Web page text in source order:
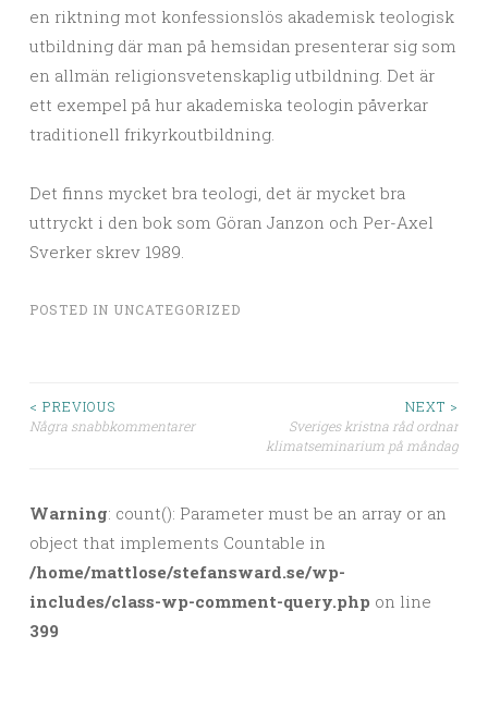
en riktning mot konfessionslös akademisk teologisk
utbildning där man på hemsidan presenterar sig som
en allmän religionsvetenskaplig utbildning. Det är
ett exempel på hur akademiska teologin påverkar
traditionell frikyrkoutbildning.
Det finns mycket bra teologi, det är mycket bra
uttryckt i den bok som Göran Janzon och Per-Axel
Sverker skrev 1989.
POSTED IN UNCATEGORIZED
Post navigation
< PREVIOUS
Några snabbkommentarer
NEXT >
Sveriges kristna råd ordnar
klimatseminarium på måndag
Warning: count(): Parameter must be an array or an
object that implements Countable in
/home/mattlose/stefansward.se/wp-
includes/class-wp-comment-query.php on line
399